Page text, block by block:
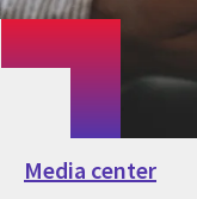
Media center